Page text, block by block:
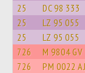
25 DC 98 333
25 LZ 95 055
25 LZ 95 055
726 M 9804 GV
726 PM 0022 AJ